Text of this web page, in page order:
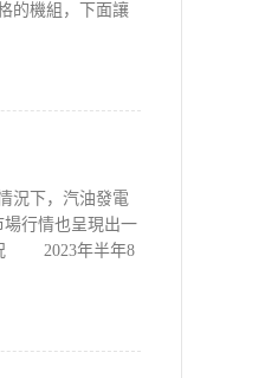
的機組，下面讓
況下，汽油發電
行情也呈現出一
況 2023年半年8